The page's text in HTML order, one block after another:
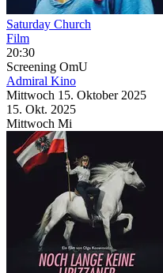
Saturday Church
Film
20:30
Screening OmU
Admiral Kino
Mittwoch 15. Oktober 2025
15. Okt. 2025
Mittwoch Mi